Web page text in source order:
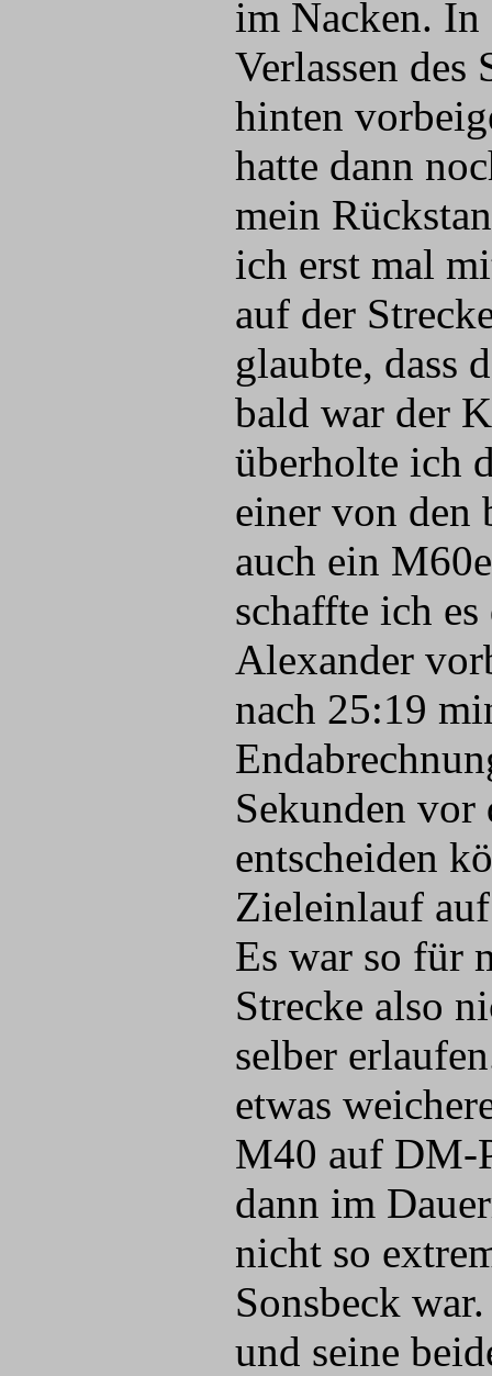
im Nacken. In
Verlassen des
hinten
hatte dann
mein
ich erst mal
auf der
glaubte, dass
bald war der
überholte ich
einer von den
auch ein
schaffte ich
Alexander
nach 25:19
Sekunden
entscheiden
Zieleinlauf
Es war so für
Strecke also
selber
etwas
M40 auf DM-
dann im
nicht so
Sonsbeck
und seine